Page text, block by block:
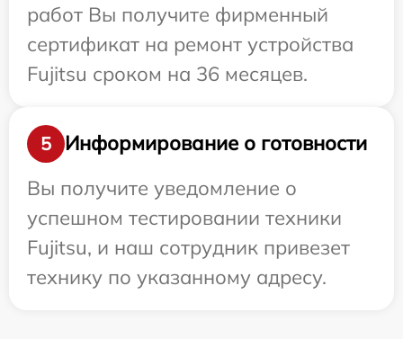
работ Вы получите фирменный
сертификат на ремонт устройства
Fujitsu сроком на 36 месяцев.
5
Информирование о готовности
Вы получите уведомление о
успешном тестировании техники
Fujitsu, и наш сотрудник привезет
технику по указанному адресу.